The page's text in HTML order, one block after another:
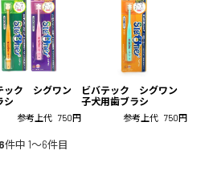
ック シグワン
シ
参考上代 750円
ビバテック シグワン
子犬用歯ブラシ
参考上代 750円
6件中 1〜6件目